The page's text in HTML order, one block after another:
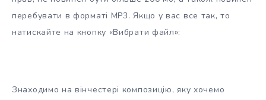
перебувати в форматі МР3. Якщо у вас все так, то
натискайте на кнопку «Вибрати файл»:
Знаходимо на вінчестері композицію, яку хочемо